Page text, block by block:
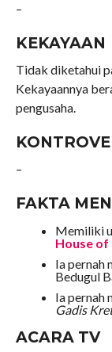
–
KEKAYAAN
Tidak diketahui
Kekayaannya
pengusaha.
–
FAKTA
Memiliki
House of
Ia pernah
Bedugul
Ia pernah
Gadis
ACARA TV